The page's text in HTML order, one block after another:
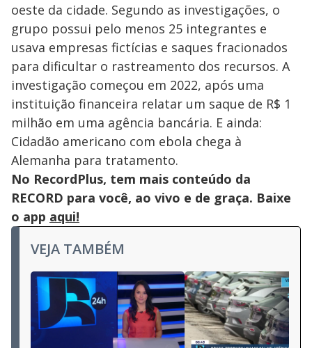
oeste da cidade. Segundo as investigações, o
grupo possui pelo menos 25 integrantes e
usava empresas fictícias e saques fracionados
para dificultar o rastreamento dos recursos. A
investigação começou em 2022, após uma
instituição financeira relatar um saque de R$ 1
milhão em uma agência bancária. E ainda:
Cidadão americano com ebola chega à
Alemanha para tratamento.
No RecordPlus, tem mais conteúdo da
RECORD para você, ao vivo e de graça. Baixe
o app aqui!
VEJA TAMBÉM